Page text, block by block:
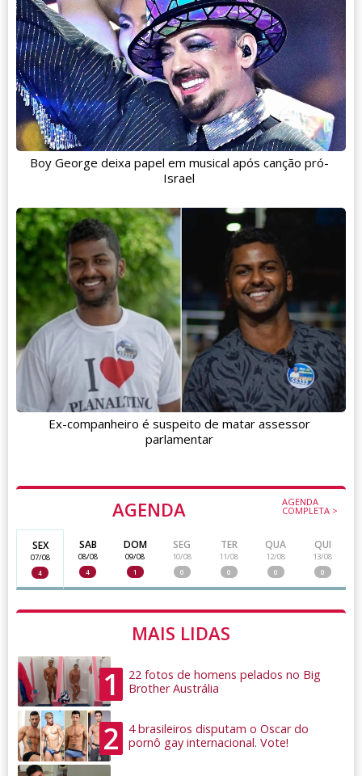
AGENDA AGENDA
COMPLETA >
SEX
07/08
4
SAB
08/08
4
DOM
09/08
1
SEG
10/08
0
TER
11/08
0
QUA
12/08
0
QUI
13/08
0
MAIS LIDAS
1
22 fotos de homens pelados no Big
Brother Austrália
2
4 brasileiros disputam o Oscar do
pornô gay internacional. Vote!
Boy George deixa papel em musical após canção pró-
Israel
Ex-companheiro é suspeito de matar assessor
parlamentar